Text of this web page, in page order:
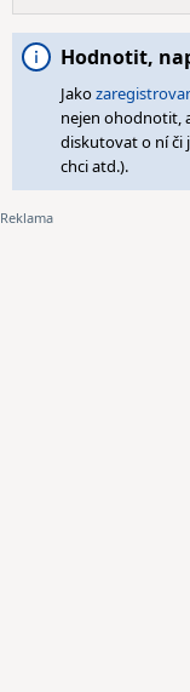
Hodnotit,
Jako
nejen ohodnotit,
diskutovat o ní či
chci atd.).